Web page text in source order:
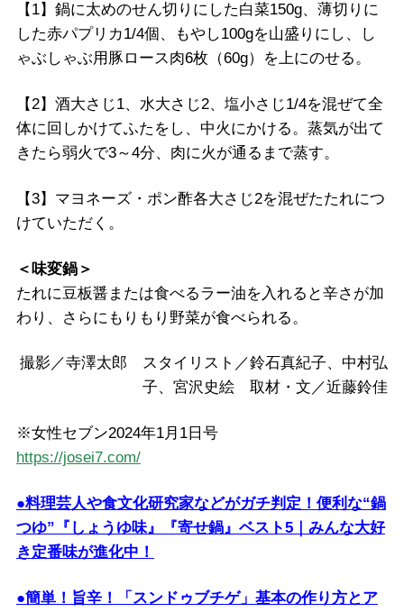
【1】鍋に太めのせん切りにした白菜150g、薄切りに
した赤パプリカ1/4個、もやし100gを山盛りにし、し
ゃぶしゃぶ用豚ロース肉6枚（60g）を上にのせる。
【2】酒大さじ1、水大さじ2、塩小さじ1/4を混ぜて全
体に回しかけてふたをし、中火にかける。蒸気が出て
きたら弱火で3～4分、肉に火が通るまで蒸す。
【3】マヨネーズ・ポン酢各大さじ2を混ぜたたれにつ
けていただく。
＜味変鍋＞
たれに豆板醤または食べるラー油を入れると辛さが加
わり、さらにもりもり野菜が食べられる。
撮影／寺澤太郎 スタイリスト／鈴石真紀子、中村弘
子、宮沢史絵 取材・文／近藤鈴佳
※女性セブン2024年1月1日号
https://josei7.com/
●料理芸人や食文化研究家などがガチ判定！便利な“鍋
つゆ”『しょうゆ味』『寄せ鍋』ベスト5｜みんな大好
き定番味が進化中！
●簡単！旨辛！「スンドゥブチゲ」基本の作り方とア